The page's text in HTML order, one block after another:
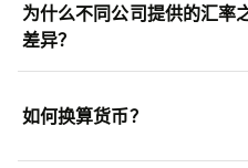
为什么不同公司提供的汇率
差异？
如何换算货币？